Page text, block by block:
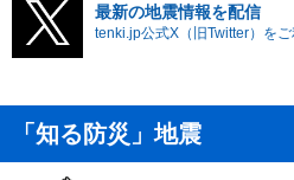
最新の地震情報を配信
tenki.jp公式X（旧Twitter）をご
「知る防災」地震